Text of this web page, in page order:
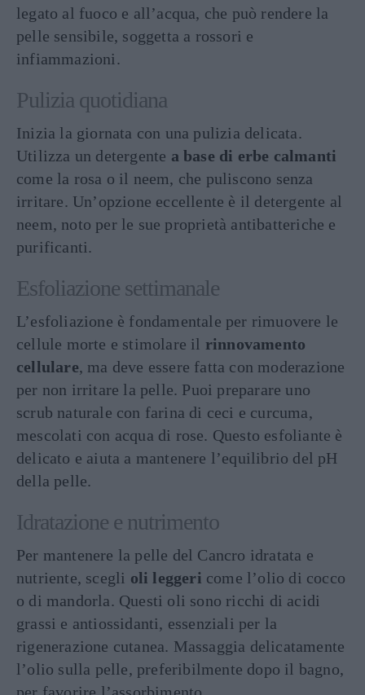
legato al fuoco e all’acqua, che può rendere la
pelle sensibile, soggetta a rossori e
infiammazioni.
Pulizia quotidiana
Inizia la giornata con una pulizia delicata.
Utilizza un detergente a base di erbe calmanti
come la rosa o il neem, che puliscono senza
irritare. Un’opzione eccellente è il detergente al
neem, noto per le sue proprietà antibatteriche e
purificanti.
Esfoliazione settimanale
L’esfoliazione è fondamentale per rimuovere le
cellule morte e stimolare il rinnovamento
cellulare, ma deve essere fatta con moderazione
per non irritare la pelle. Puoi preparare uno
scrub naturale con farina di ceci e curcuma,
mescolati con acqua di rose. Questo esfoliante è
delicato e aiuta a mantenere l’equilibrio del pH
della pelle.
Idratazione e nutrimento
Per mantenere la pelle del Cancro idratata e
nutriente, scegli oli leggeri come l’olio di cocco
o di mandorla. Questi oli sono ricchi di acidi
grassi e antiossidanti, essenziali per la
rigenerazione cutanea. Massaggia delicatamente
l’olio sulla pelle, preferibilmente dopo il bagno,